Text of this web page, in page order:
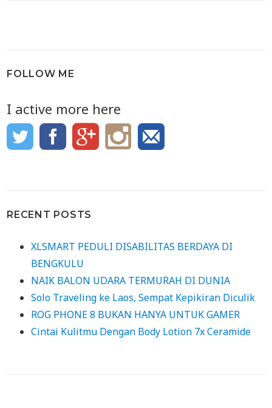
FOLLOW ME
I active more here
RECENT POSTS
XLSMART PEDULI DISABILITAS BERDAYA DI
BENGKULU
NAIK BALON UDARA TERMURAH DI DUNIA
Solo Traveling ke Laos, Sempat Kepikiran Diculik
ROG PHONE 8 BUKAN HANYA UNTUK GAMER
Cintai Kulitmu Dengan Body Lotion 7x Ceramide